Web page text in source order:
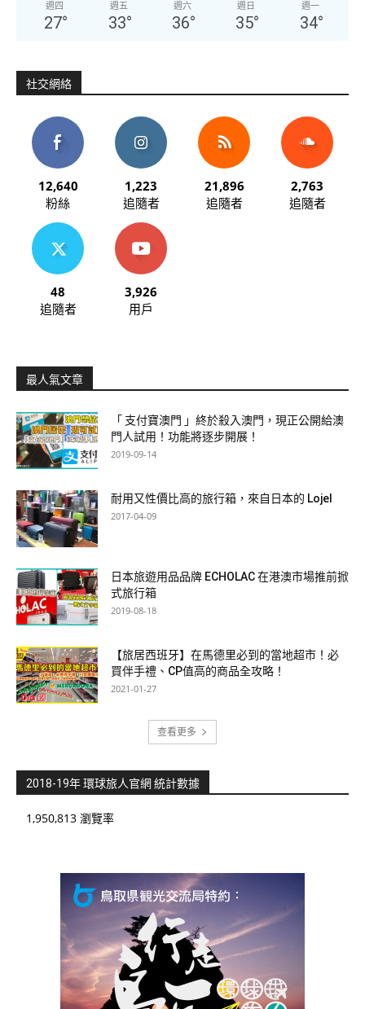
週四
27°
週五
33°
週六
36°
週日
35°
週一
34°
社交網絡
12,640
粉絲
1,223
追隨者
21,896
追隨者
2,763
追隨者
48
追隨者
3,926
用戶
最人氣文章
「 支付寶澳門 」終於殺入澳門，現正公開給澳
門人試用！功能將逐步開展！
2019-09-14
耐用又性價比高的旅行箱，來自日本的 Lojel
2017-04-09
日本旅遊用品品牌 ECHOLAC 在港澳市場推前掀
式旅行箱
2019-08-18
【旅居西班牙】在馬德里必到的當地超市！必
買伴手禮、CP值高的商品全攻略！
2021-01-27
查看更多
2018-19年 環球旅人官網 統計數據
1,950,813 瀏覽率